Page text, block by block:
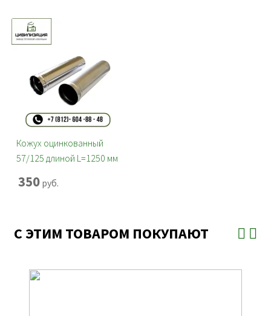
Кожух оцинкованный
57/125 длиной L=1250 мм
350руб.
С ЭТИМ ТОВАРОМ ПОКУПАЮТ